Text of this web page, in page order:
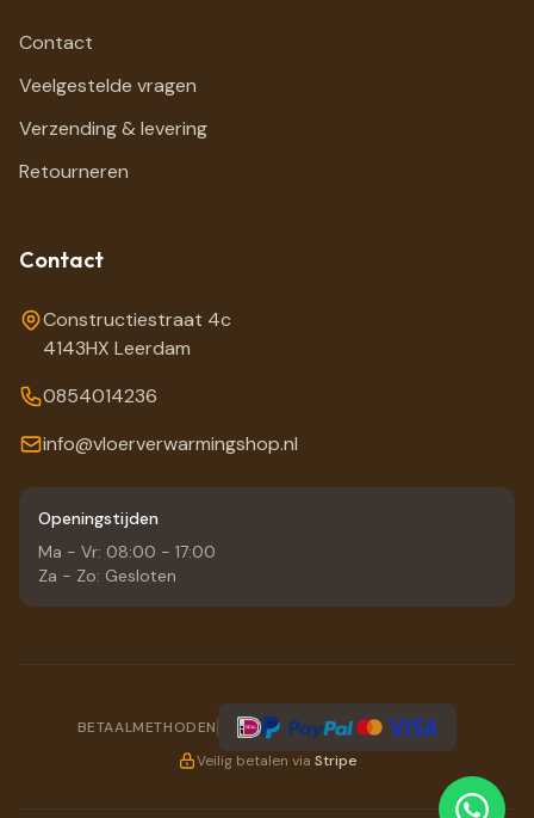
Contact
Veelgestelde vragen
Verzending & levering
Retourneren
Contact
Constructiestraat 4c
4143HX Leerdam
0854014236
info@vloerverwarmingshop.nl
Openingstijden
Ma - Vr: 08:00 - 17:00
Za - Zo: Gesloten
BETAALMETHODEN
Veilig betalen via Stripe